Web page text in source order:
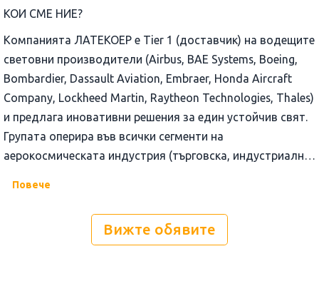
КОИ СМЕ НИЕ?
Компанията ЛАТЕКОЕР е Tier 1 (доставчик) на водещите
световни производители (Airbus, BAE Systems, Boeing,
Bombardier, Dassault Aviation, Embraer, Honda Aircraft
Company, Lockheed Martin, Raytheon Technologies, Thales)
и предлага иновативни решения за един устойчив свят.
Групата оперира във всички сегменти на
аерокосмическата индустрия (търговска, индустриална,
емпанаж, вертикални подпори и др) и Системи за
свързване (кабели, авиационни шкафове, бордово
Повече
Вижте обявите